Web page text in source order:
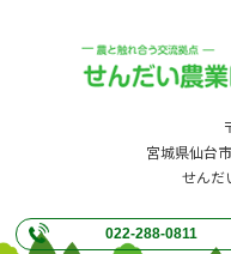
宮城県仙台
せんだ
022-288-0811